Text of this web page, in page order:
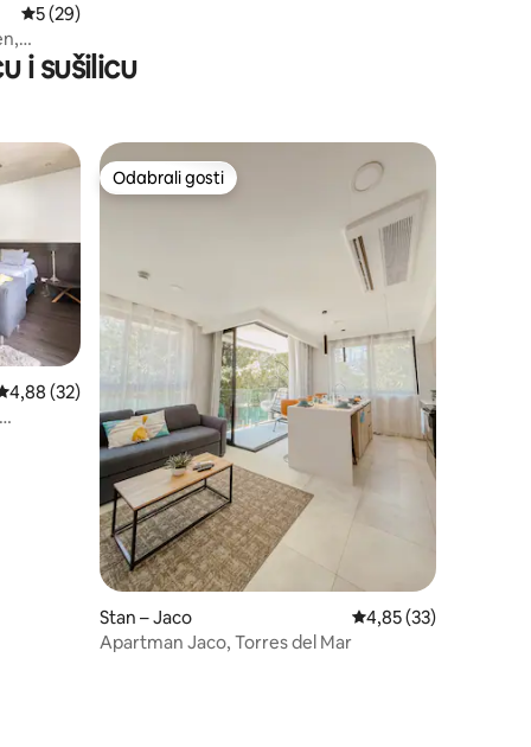
Prosječna ocjena: 5/5, recenzija: 29
5 (29)
i sušilicu
ocjena: 4,88/5, recenzija: 32
4,88 (32)
Odabrali gosti
Odabrali gosti
Stan – Jaco Prosječna ocjena:
4,85 (33)
Apartman Jaco, Torres del Mar